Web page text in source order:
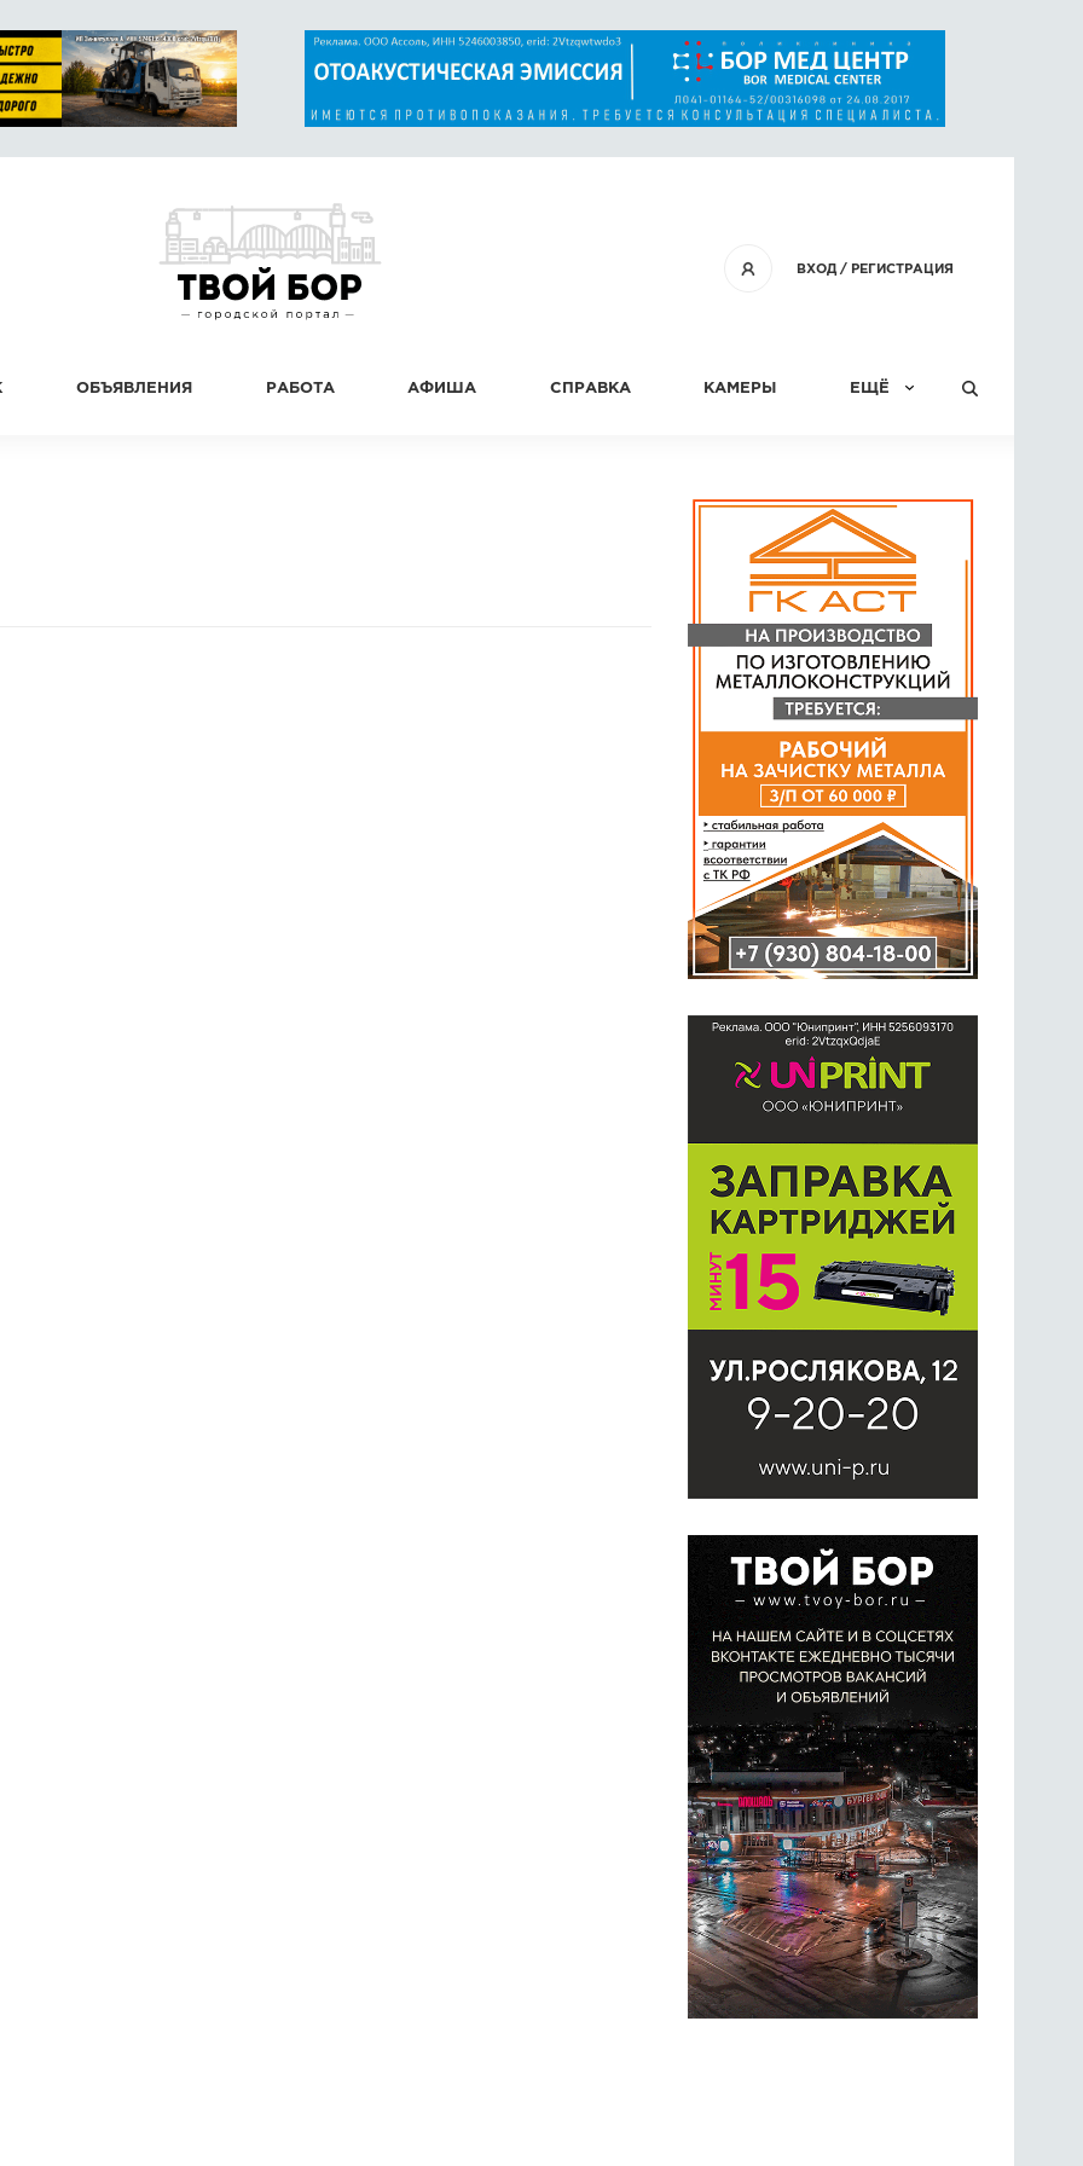
ВХОД/ РЕГИСТРАЦИЯ
ОБЪЯВЛЕНИЯ РАБОТА АФИША СПРАВКА КАМЕРЫ ЕЩЁ
СТАТЬИ
ГОЛОСОВАНИЯ
ПРЕДЛОЖИТЬ НОВОСТЬ
ФОТО